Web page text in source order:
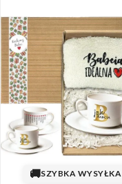
🚚SZYBKA WYSYŁKA